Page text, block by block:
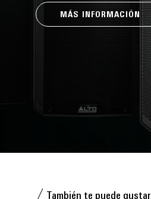
MÁS INFORMACIÓN
También te puede gustar